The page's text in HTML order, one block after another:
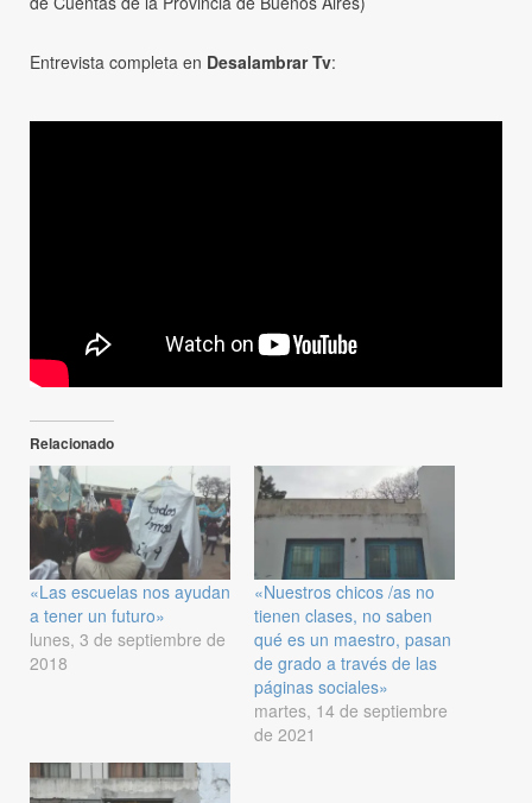
Entrevista completa en Desalambrar Tv:
Relacionado
«Las escuelas nos ayudan
a tener un futuro»
lunes, 3 de septiembre de
2018
«Nuestros chicos /as no
tienen clases, no saben
qué es un maestro, pasan
de grado a través de las
páginas sociales»
martes, 14 de septiembre
de 2021